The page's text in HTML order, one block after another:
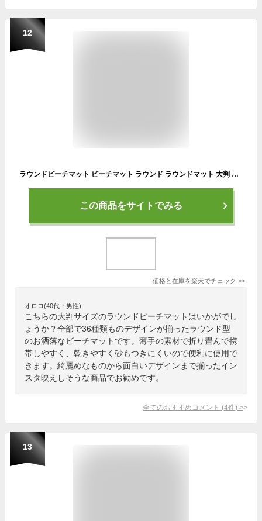
12
ラウンドビーチマット ビーチマット ラウンド ラウンドマット 大判 おしゃれ 砂 付かない クロス ラグ インテリア レジャーシート ヨガマット 薄手 海 ビーチ プール 夏 ピクニック 速乾 持ち運び 便利 さらさら 可愛い
この商品をサイトでみる
価格と在庫を楽天でチェック >>
オロロ(40代・男性)
こちらの大判サイズのラウンドビーチマットはいかがでし
ょうか？全部で36種類ものデザインが揃ったラウンド型
のお洒落なビーチマットです。薄手の素材で折り畳んで携
帯しやすく、乾きやすく砂もつきにくいので便利に使用で
きます。綺麗めなものから面白いデザインまで揃ったイン
スタ映えしそうな商品でお勧めです。
全てのおすすめコメント (4件) >
13